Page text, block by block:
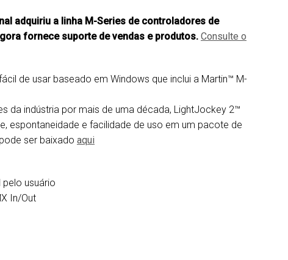
adquiriu a linha M-Series de controladores de
fornece suporte de vendas e produtos. Consulte o
de usar baseado em Windows que inclui a Martin™ M-
da indústria por mais de uma década, LightJockey 2™
espontaneidade e facilidade de uso em um pacote de
ser baixado aqui
usuário
In/Out